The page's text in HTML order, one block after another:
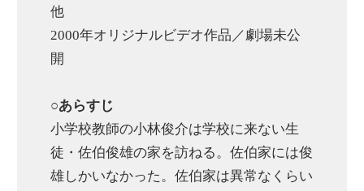
他
2000年オリジナルビデオ作品／劇場未公
開
○あらすじ
小学校教師の小林俊介は学校に来ない生
徒・佐伯俊雄の家を訪ねる。佐伯家には俊
雄しかいなかった。佐伯家は異常なくらい